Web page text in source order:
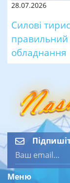
28.07.2026
Силові
обладнання
Меню